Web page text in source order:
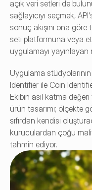
açık veri setleri de
sağlayıcıyı seçmek,
sonuç akışını ona göre
seti platformuna veya
uygulamayı
Uygulama
Identifier ile Coin
Ekibin asıl katma
ürün tasarımı; ölçekte
sıfırdan kendisi
kuruculardan çoğu
tahmin ediyor.